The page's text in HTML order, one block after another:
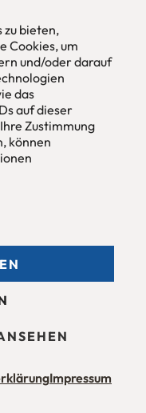
zu bieten,
Cookies, um
und/oder darauf
das
auf dieser
Zustimmung
können
Impressum
(AGB)